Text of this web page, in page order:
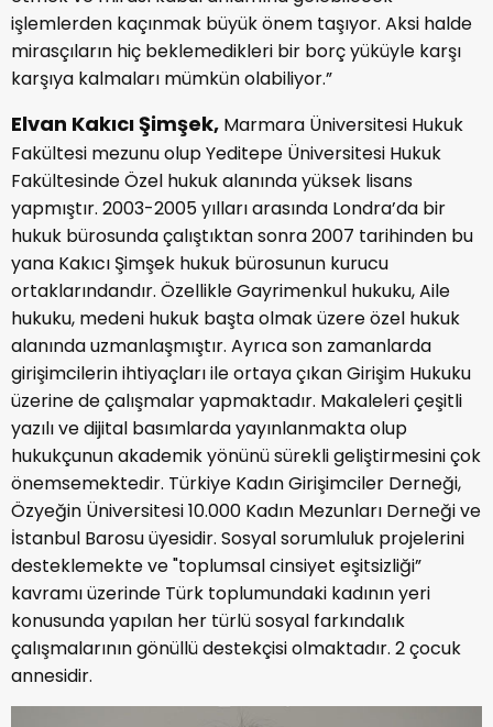
işlemlerden kaçınmak büyük önem taşıyor. Aksi halde
mirasçıların hiç beklemedikleri bir borç yüküyle karşı
karşıya kalmaları mümkün olabiliyor.”
Elvan Kakıcı Şimşek, Marmara Üniversitesi Hukuk
Fakültesi mezunu olup Yeditepe Üniversitesi Hukuk
Fakültesinde Özel hukuk alanında yüksek lisans
yapmıştır. 2003-2005 yılları arasında Londra’da bir
hukuk bürosunda çalıştıktan sonra 2007 tarihinden bu
yana Kakıcı Şimşek hukuk bürosunun kurucu
ortaklarındandır. Özellikle Gayrimenkul hukuku, Aile
hukuku, medeni hukuk başta olmak üzere özel hukuk
alanında uzmanlaşmıştır. Ayrıca son zamanlarda
girişimcilerin ihtiyaçları ile ortaya çıkan Girişim Hukuku
üzerine de çalışmalar yapmaktadır. Makaleleri çeşitli
yazılı ve dijital basımlarda yayınlanmakta olup
hukukçunun akademik yönünü sürekli geliştirmesini çok
önemsemektedir. Türkiye Kadın Girişimciler Derneği,
Özyeğin Üniversitesi 10.000 Kadın Mezunları Derneği ve
İstanbul Barosu üyesidir. Sosyal sorumluluk projelerini
desteklemekte ve "toplumsal cinsiyet eşitsizliği”
kavramı üzerinde Türk toplumundaki kadının yeri
konusunda yapılan her türlü sosyal farkındalık
çalışmalarının gönüllü destekçisi olmaktadır. 2 çocuk
annesidir.